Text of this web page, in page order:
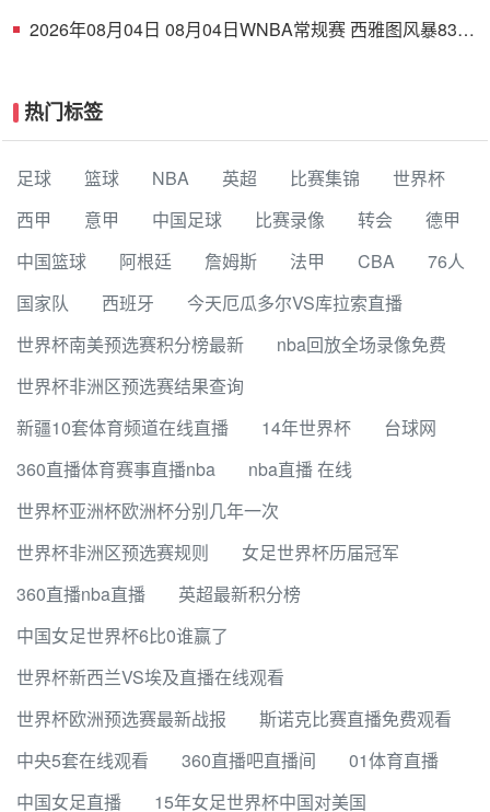
2026年08月04日 08月04日WNBA常规赛 西雅图风暴83-
热门标签
足球 篮球 NBA 英超 比赛集锦
世界杯
西甲
意甲 中国足球 比赛录像 转会
德甲
中国篮球
阿根廷 詹姆斯 法甲 CBA
76人
国家队
西班牙
今天厄瓜多尔VS库拉索直播
世界杯南美预选赛积分榜最新
nba回放全场录像免费
世界杯非洲区预选赛结果查询
新疆10套体育频道在线直播
14年世界杯
台球网
360直播体育赛事直播nba
nba直播 在线
世界杯亚洲杯欧洲杯分别几年一次
世界杯非洲区预选赛规则
女足世界杯历届冠军
360直播nba直播
英超最新积分榜
中国女足世界杯6比0谁赢了
世界杯新西兰VS埃及直播在线观看
世界杯欧洲预选赛最新战报
斯诺克比赛直播免费观看
中央5套在线观看
360直播吧直播间
01体育直播
中国女足直播
15年女足世界杯中国对美国